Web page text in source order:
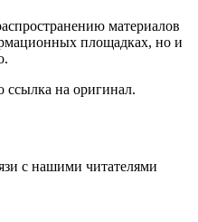
материалов
площадках, но и
ссылка на оригинал.
с нашими читателями